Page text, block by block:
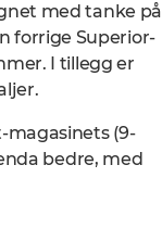
med tanke på
forrige Superior-
I tillegg er
magasinets (9-
bedre, med